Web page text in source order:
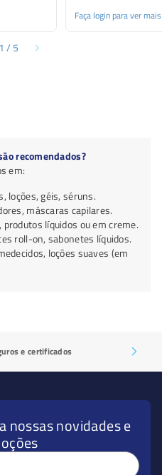
Faça login para ver
1 /5
recomendados?
em:
loções, géis, séruns.
máscaras capilares.
líquidos ou em creme.
roll-on, sabonetes líquidos.
loções suaves (em
e certificados
nossas novidades e